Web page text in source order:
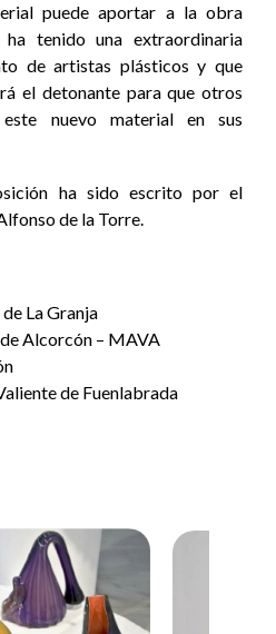
puede aportar a la obra
tenido una extraordinaria
de artistas plásticos y que
el detonante para que otros
nuevo material en sus
ha sido escrito por el
de la Torre.
La Granja
Alcorcón – MAVA
de Fuenlabrada